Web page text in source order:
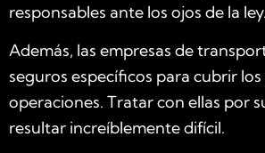
responsables ante los ojos de la ley.
Además, las empresas de
seguros específicos para cubrir los
operaciones. Tratar con ellas por
resultar increíblemente difícil.